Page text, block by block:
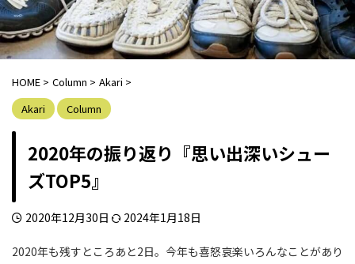
HOME > Column > Akari >
Akari
Column
2020年の振り返り『思い出深いシュー
ズTOP5』
2020年12月30日 2024年1月18日
2020年も残すところあと2日。今年も喜怒哀楽いろんなことがあり